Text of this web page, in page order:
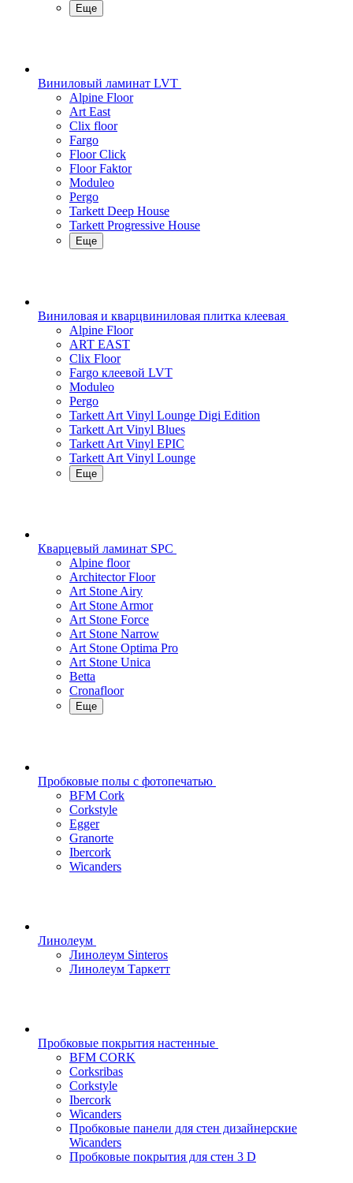
Еще
Виниловый ламинат LVT
Alpine Floor
Art East
Clix floor
Fargo
Floor Click
Floor Faktor
Moduleo
Pergo
Tarkett Deep House
Tarkett Progressive House
Еще
Виниловая и кварцвиниловая плитка клеевая
Alpine Floor
ART EAST
Clix Floor
Fargo клеевой LVT
Moduleo
Pergo
Tarkett Art Vinyl Lounge Digi Edition
Tarkett Art Vinyl Blues
Tarkett Art Vinyl EPIC
Tarkett Art Vinyl Lounge
Еще
Кварцевый ламинат SPC
Alpine floor
Architector Floor
Art Stone Airy
Art Stone Armor
Art Stone Force
Art Stone Narrow
Art Stone Optima Pro
Art Stone Unica
Betta
Cronafloor
Еще
Пробковые полы с фотопечатью
BFM Cork
Corkstyle
Egger
Granorte
Ibercork
Wicanders
Линолеум
Линолеум Sinteros
Линолеум Таркетт
Пробковые покрытия настенные
BFM CORK
Corksribas
Corkstyle
Ibercork
Wicanders
Пробковые панели для стен дизайнерские
Wicanders
Пробковые покрытия для стен 3 D